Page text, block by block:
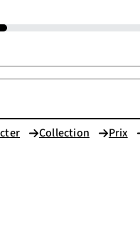
Collection Prix